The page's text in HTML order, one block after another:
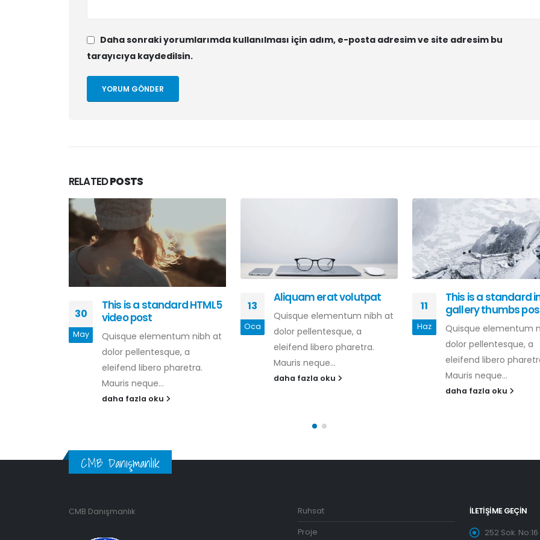
Daha sonraki yorumlarımda kullanılması için adım, e-posta adresim ve site adresim bu
tarayıcıya kaydedilsin.
RELATEDPOSTS
30
May
This is a standard HTML5
video post
Quisque elementum nibh at
dolor pellentesque, a
eleifend libero pharetra.
Mauris neque...
daha fazla oku
13
Oca
Aliquam erat volutpat
Quisque elementum nibh at
dolor pellentesque, a
eleifend libero pharetra.
Mauris neque...
daha fazla oku
11
Haz
This is a standard
gallery thumbs
Quisque elementum
dolor pellentesque, a
eleifend libero
Mauris neque...
daha fazla oku
CMB Danışmanlık
CMB Danışmanlık Ruhsat
Proje
İLETIŞIME GEÇIN
252 Sok. No:16